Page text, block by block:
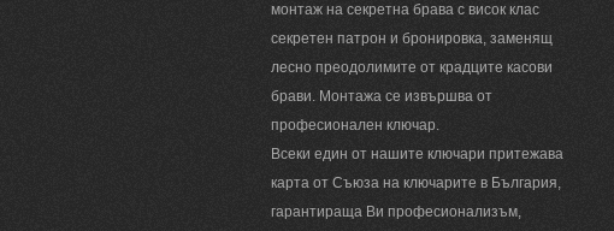
монтаж на секретна брава с висок клас
секретен патрон и бронировка, заменящ
лесно преодолимите от крадците касови
брави. Монтажа се извършва от
професионален ключар.
Всеки един от нашите ключари притежава
карта от Съюза на ключарите в България,
гарантираща Ви професионализъм,